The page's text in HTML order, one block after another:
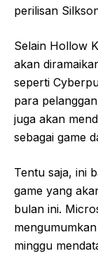
perilisan
Selain Hollow
akan
seperti
para
juga akan
sebagai game
Tentu saja, ini
game yang
bulan ini.
minggu